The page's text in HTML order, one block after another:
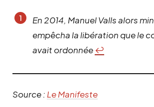
En 2014, Manuel Valls alors
empêcha la libération que le
avait ordonnée ↩︎
Source : Le Manifeste